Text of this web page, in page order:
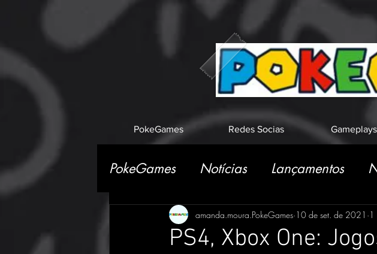
PokeGames Redes Socias Gameplays
PokeGames Notícias Lançamentos
PS4, Xbox One:
amanda.moura.PokeGames 10 de set. de 2021 1